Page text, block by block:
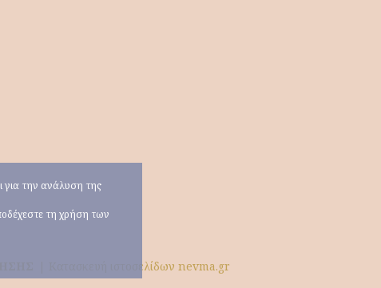
Κατασκευή ιστοσελίδων nevma.gr
για την ανάλυση της
τη χρήση των